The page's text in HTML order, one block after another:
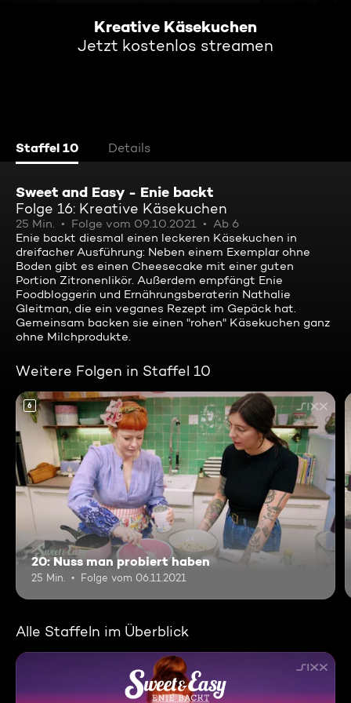
Kreative Käsekuchen
Jetzt kostenlos streamen
Staffel 10 Details
Sweet and Easy - Enie backt
Folge 16: Kreative Käsekuchen
25 Min. Folge vom 09.10.2021
Ab 6
Enie backt diesmal einen leckeren Käsekuchen in
dreifacher Ausführung: Neben einem Exemplar ohne
Boden gibt es einen Cheesecake mit einer guten
Portion Zitronenlikör. Außerdem empfängt Enie
Foodbloggerin und Ernährungsberaterin Nathalie
Gleitman, die ein veganes Rezept im Gepäck hat.
Gemeinsam backen sie einen "rohen" Käsekuchen ganz
ohne Milchprodukte.
Weitere Folgen in Staffel 10
6
20: Nuss man probiert haben
25 Min. Folge vom 06.11.2021
Alle Staffeln im Überblick